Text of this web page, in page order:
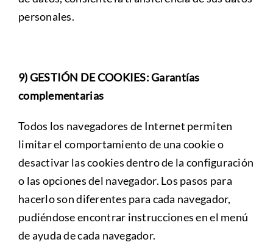
personales.
9) GESTIÓN DE COOKIES: Garantías
complementarias
Todos los navegadores de Internet permiten
limitar el comportamiento de una cookie o
desactivar las cookies dentro de la configuración
o las opciones del navegador. Los pasos para
hacerlo son diferentes para cada navegador,
pudiéndose encontrar instrucciones en el menú
de ayuda de cada navegador.